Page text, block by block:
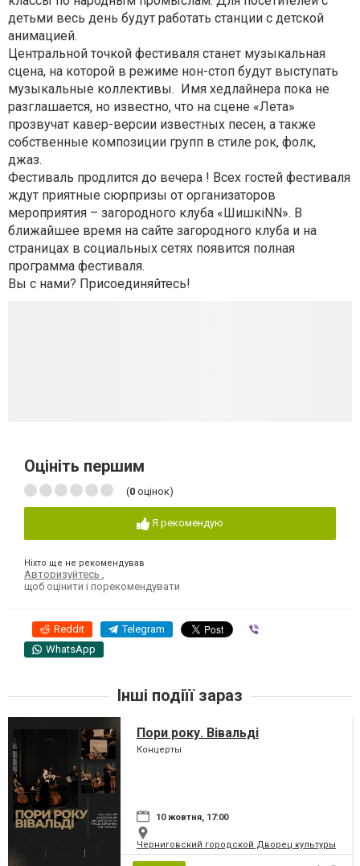
детьми весь день будут работать станции с детской
анимацией.
Центральной точкой фестиваля станет музыкальная
сцена, на которой в режиме нон-стоп будут выступать
музыкальные коллективы. Имя хедлайнера пока не
разглашается, но известно, что на сцене «Лета»
прозвучат кавер-версии известных песен, а также
собственные композиции групп в стиле рок, фолк,
джаз.
Фестиваль продлится до вечера ! Всех гостей фестиваля
ждут приятные сюрпризы от организаторов
мероприятия – загородного клуба «ШишкiNN». В
ближайшее время на сайте загородного клуба и на
страницах в социальных сетях появится полная
программа фестиваля.
Вы с нами? Присоединяйтесь!
Оцініть першим
(0 оцінок)
Я рекомендую
Ніхто ще не рекомендував
Авторизуйтесь
щоб оцінити і порекомендувати
Reddit Telegram
WhatsApp
Інші подіїї зараз
Пори року. Вівальді
Концерты
10 жовтня, 17:00
Черниговский городской Дворец культуры